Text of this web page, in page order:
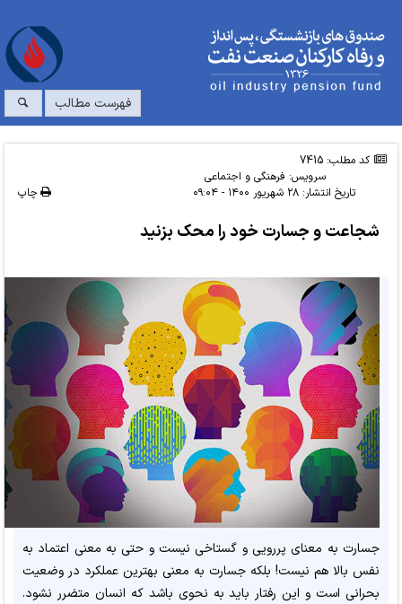
فهرست مطالب
کد مطلب: 7415
سرویس: فرهنگی و اجتماعی
تاریخ انتشار:۲۸ شهریور ۱۴۰۰ - ۰۹:۰۴ چاپ
شجاعت و جسارت خود را محک بزنید
جسارت به معنای پررویی و گستاخی نیست و حتی به معنی اعتماد به
نفس بالا هم نیست! بلکه جسارت به معنی بهترین عملکرد در وضعیت
بحرانی است و این رفتار باید به نحوی باشد که انسان متضرر نشود.